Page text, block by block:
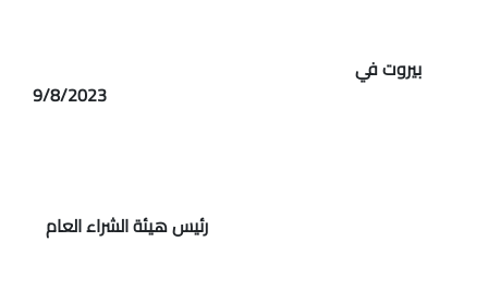
بيروت في
9/8/2023
رئيس هيئة الشراء العام